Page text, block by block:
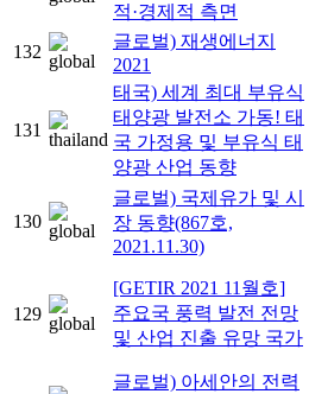
적·경제적 측면
132
글로벌) 재생에너지
2021
131
태국) 세계 최대 부유식
태양광 발전소 가동! 태
국 가정용 및 부유식 태
양광 산업 동향
130
글로벌) 국제유가 및 시
장 동향(867호,
2021.11.30)
129
[GETIR 2021 11월호]
주요국 풍력 발전 전망
및 산업 진출 유망 국가
글로벌) 아세안의 전력